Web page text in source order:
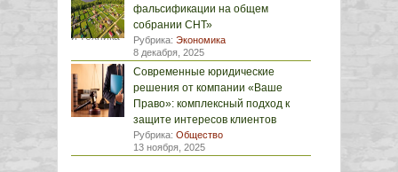
фальсификации на общем
собрании СНТ»
Рубрика: Экономика
8 декабря, 2025
Современные юридические
решения от компании «Ваше
Право»: комплексный подход к
защите интересов клиентов
Рубрика: Общество
13 ноября, 2025